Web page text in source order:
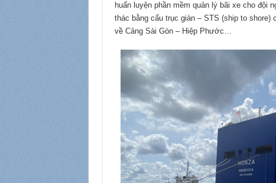
huấn luyện phần mềm quản lý bãi xe cho đội
thác bằng cẩu trục giàn – STS (ship to shore)
về Cảng Sài Gòn – Hiệp Phước…